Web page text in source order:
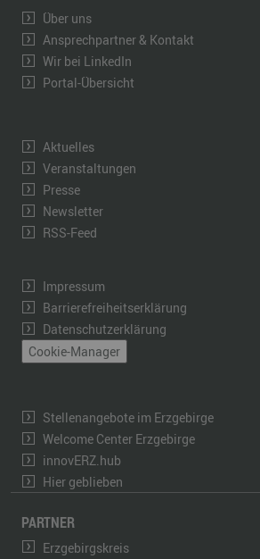
Über uns
Ansprechpartner & Kontakt
Wir bei LinkedIn
Portal-Übersicht
Aktuelles
Veranstaltungen
Presse
Newsletter
RSS-Feed
Impressum
Barrierefreiheitserklärung
Datenschutzerklärung
Cookie-Manager
Stellenangebote im Erzgebirge
Welcome Center Erzgebirge
innovERZ.hub
Hier geblieben
PARTNER
Erzgebirgskreis